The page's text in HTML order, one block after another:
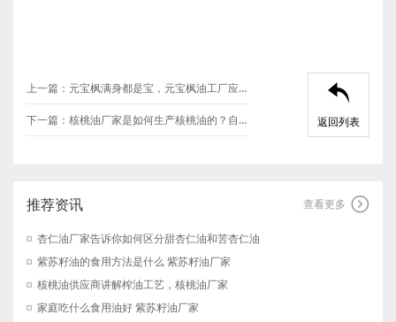
上一篇： 元宝枫满身都是宝，元宝枫油工厂应该如何利用？
下一篇： 核桃油厂家是如何生产核桃油的？自己可以在家里做吗？

返回列表
推荐资讯 查看更多 
杏仁油厂家告诉你如何区分甜杏仁油和苦杏仁油
紫苏籽油的食用方法是什么 紫苏籽油厂家
核桃油供应商讲解榨油工艺，核桃油厂家
家庭吃什么食用油好 紫苏籽油厂家